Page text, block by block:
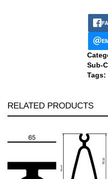
Sub-
Tags:
RELATED PRODUCTS